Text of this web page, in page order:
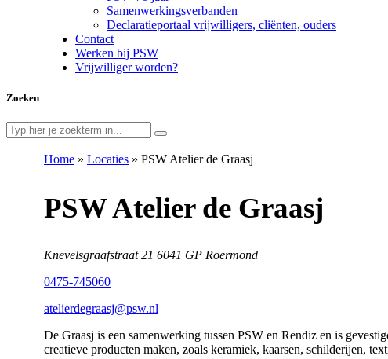
Samenwerkingsverbanden
Declaratieportaal vrijwilligers, cliënten, ouders
Contact
Werken bij PSW
Vrijwilliger worden?
Zoeken
Home » Locaties » PSW Atelier de Graasj
PSW Atelier de Graasj
Knevelsgraafstraat 21 6041 GP Roermond
0475-745060
atelierdegraasj@psw.nl
De Graasj is een samenwerking tussen PSW en Rendiz en is
creatieve producten maken, zoals keramiek, kaarsen, schilderijen,